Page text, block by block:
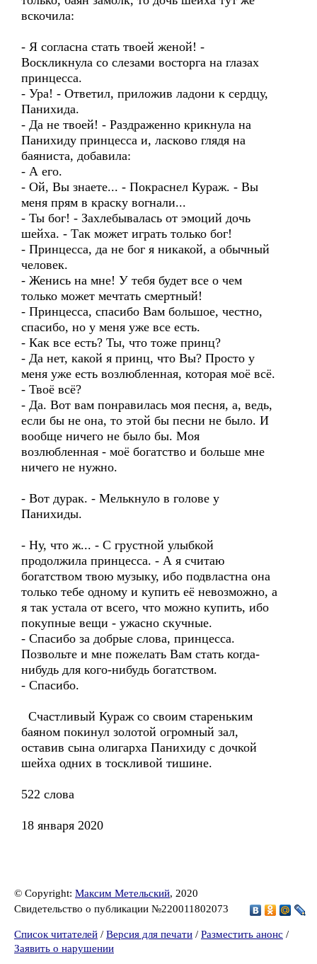
вскочила:
- Я согласна стать твоей женой! -
Воскликнула со слезами восторга на глазах
принцесса.
- Ура! - Ответил, приложив ладони к сердцу,
Панихида.
- Да не твоей! - Раздраженно крикнула на
Панихиду принцесса и, ласково глядя на
баяниста, добавила:
- А его.
- Ой, Вы знаете... - Покраснел Кураж. - Вы
меня прям в краску вогнали...
- Ты бог! - Захлебывалась от эмоций дочь
шейха. - Так может играть только бог!
- Принцесса, да не бог я никакой, а обычный
человек.
- Женись на мне! У тебя будет все о чем
только может мечтать смертный!
- Принцесса, спасибо Вам большое, честно,
спасибо, но у меня уже все есть.
- Как все есть? Ты, что тоже принц?
- Да нет, какой я принц, что Вы? Просто у
меня уже есть возлюбленная, которая моё всё.
- Твоё всё?
- Да. Вот вам понравилась моя песня, а, ведь,
если бы не она, то этой бы песни не было. И
вообще ничего не было бы. Моя
возлюбленная - моё богатство и больше мне
ничего не нужно.
- Вот дурак. - Мелькнуло в голове у
Панихиды.
- Ну, что ж... - С грустной улыбкой
продолжила принцесса. - А я считаю
богатством твою музыку, ибо подвластна она
только тебе одному и купить её невозможно, а
я так устала от всего, что можно купить, ибо
покупные вещи - ужасно скучные.
- Спасибо за добрые слова, принцесса.
Позвольте и мне пожелать Вам стать когда-
нибудь для кого-нибудь богатством.
- Спасибо.
Счастливый Кураж со своим стареньким
баяном покинул золотой огромный зал,
оставив сына олигарха Панихиду с дочкой
шейха одних в тоскливой тишине.
522 слова
18 января 2020
© Copyright: Максим Метельский, 2020
Свидетельство о публикации №220011802073
Список читателей / Версия для печати / Разместить анонс /
Заявить о нарушении